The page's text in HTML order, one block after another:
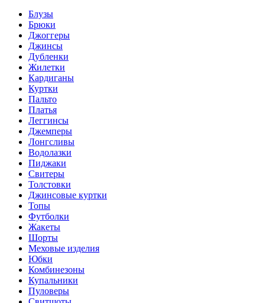
Блузы
Брюки
Джоггеры
Джинсы
Дубленки
Жилетки
Кардиганы
Куртки
Пальто
Платья
Леггинсы
Джемперы
Лонгсливы
Водолазки
Пиджаки
Свитеры
Толстовки
Джинсовые куртки
Топы
Футболки
Жакеты
Шорты
Меховые изделия
Юбки
Комбинезоны
Купальники
Пуловеры